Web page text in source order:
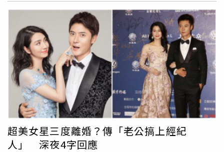
當年劉德華還只是個配角，沒有莫少聰紅。莫少聰憑著男神
級般的容貌與外在條件，演藝前途一片看好；但後來他爆出
呼麻風波跟與
洪欣的感情糾葛，人氣開始下跌，近年已消失
在螢光幕前，第二段婚姻與妻子離婚後，父代母職撫養女
兒，近年主要是靠接大陸地方商演以及抖音直播過活。而最
近網路上流出一段莫少聰在大陸的商演影片，當時他穿著黑
色西裝搭配黑色T恤登台，從衣服剪裁可發現，莫少聰身材
發福不少，且他整套西裝有明顯皺褶，感覺沒燙過衣服就穿
上舞台，讓不少網友留言狂酸「沒錢買衣服嗎，混的這地
步」。
超美女星三度離婚？傳「老公搞上經紀
人」 深夜4字回應